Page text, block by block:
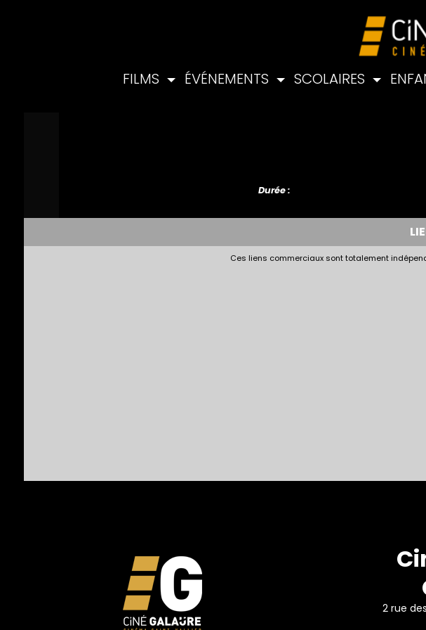
FILMS ÉVÉNEMENTS SCOLAIRES
Durée :
Ces liens commerciaux sont totalement
2 rue